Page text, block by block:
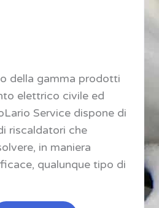
della gamma prodotti
elettrico civile ed
Service dispone di
riscaldatori che
in maniera
qualunque tipo di